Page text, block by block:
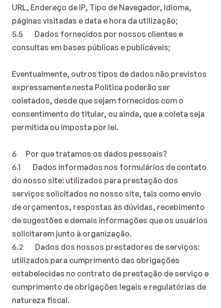
URL, Endereço de IP, Tipo de Navegador, Idioma,
páginas visitadas e data e hora da utilização;
5.5        Dados fornecidos por nossos clientes e
consultas em bases públicas e publicáveis;
Eventualmente, outros tipos de dados não previstos
expressamente nesta Política poderão ser
coletados, desde que sejam fornecidos com o
consentimento do titular, ou ainda, que a coleta seja
permitida ou imposta por lei.
6      Por que tratamos os dados pessoais?
6.1        Dados informados nos formulários de contato
do nosso site: utilizados para prestação dos
serviços solicitados no nosso site, tais como envio
de orçamentos, respostas às dúvidas, recebimento
de sugestões e demais informações que os usuários
solicitarem junto à organização.
6.2        Dados dos nossos prestadores de serviços:
utilizados para cumprimento das obrigações
estabelecidas no contrato de prestação de serviço e
cumprimento de obrigações legais e regulatórias de
natureza fiscal.